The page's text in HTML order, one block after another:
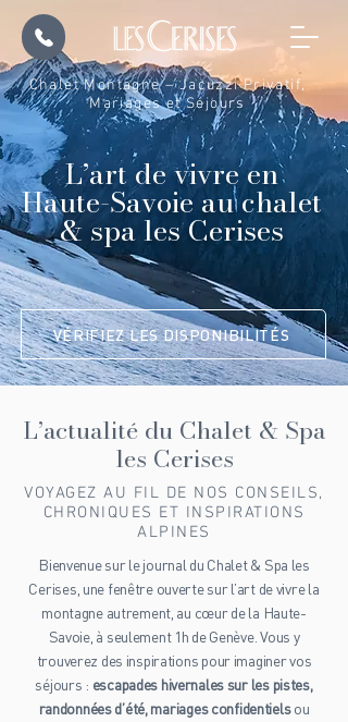
Chalet Montagne – Jacuzzi Privatif,
Mariages et Séjours
L’art de vivre en
Haute-Savoie au chalet
& spa les Cerises
VÉRIFIEZ LES DISPONIBILITÉS
L’actualité du Chalet & Spa
les Cerises
VOYAGEZ AU FIL DE NOS CONSEILS,
CHRONIQUES ET INSPIRATIONS
ALPINES
Bienvenue sur le journal du Chalet & Spa les
Cerises, une fenêtre ouverte sur l’art de vivre la
montagne autrement, au cœur de la Haute-
Savoie, à seulement 1h de Genève. Vous y
trouverez des inspirations pour imaginer vos
séjours : escapades hivernales sur les pistes,
randonnées d’été, mariages confidentielsou